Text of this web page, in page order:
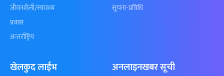
जीवनशैली/स्वास्थ्य
प्रवास
अन्तर्राष्ट्रिय
सूचना-प्रविधि
खेलकुद लाईभ अनलाइनखबर सूची